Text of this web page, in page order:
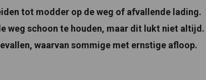
tot modder op de weg of afvallende lading.
weg schoon te houden, maar dit lukt niet altijd.
waarvan sommige met ernstige afloop.